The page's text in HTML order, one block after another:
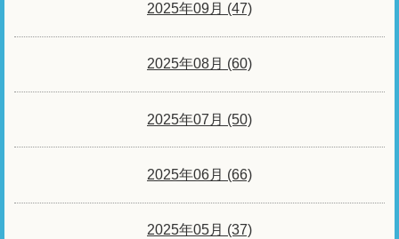
2025年09月 (47)
2025年08月 (60)
2025年07月 (50)
2025年06月 (66)
2025年05月 (37)